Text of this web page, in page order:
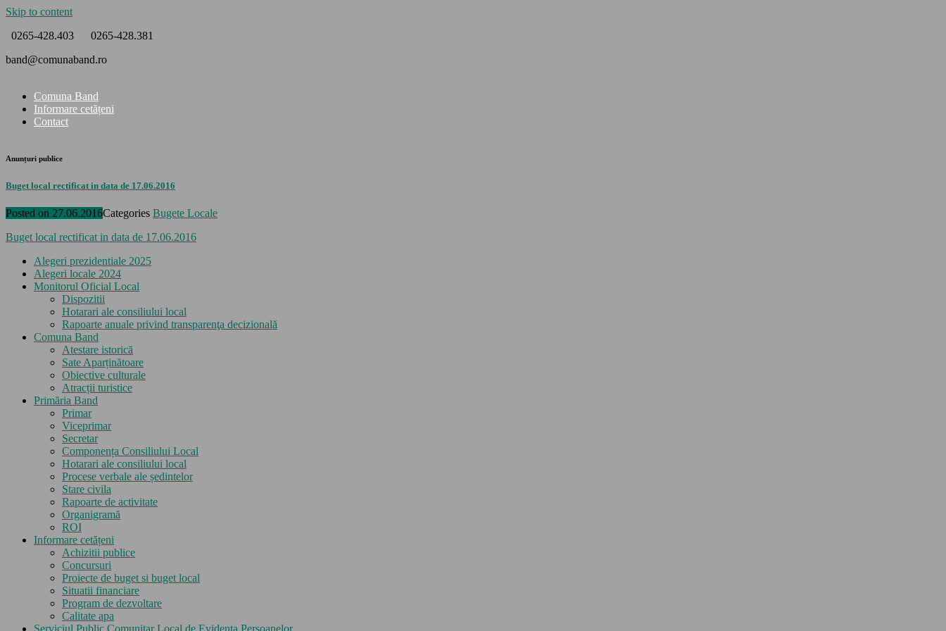
Skip to content
0265-428.403
0265-428.381
band@comunaband.ro
Comuna Band
Informare cetățeni
Contact
Anunțuri publice
Buget local rectificat in data de 17.06.2016
Posted on 27.06.2016Categories Bugete Locale
Buget local rectificat in data de 17.06.2016
Alegeri prezidentiale 2025
Alegeri locale 2024
Monitorul Oficial Local
Dispozitii
Hotarari ale consiliului local
Rapoarte anuale privind transparenţa decizională
Comuna Band
Atestare istorică
Sate Aparținătoare
Obiective culturale
Atracții turistice
Primăria Band
Primar
Viceprimar
Secretar
Componența Consiliului Local
Hotarari ale consiliului local
Procese verbale ale ședintelor
Stare civila
Rapoarte de activitate
Organigramă
ROI
Informare cetățeni
Achizitii publice
Concursuri
Proiecte de buget si buget local
Situatii financiare
Program de dezvoltare
Calitate apa